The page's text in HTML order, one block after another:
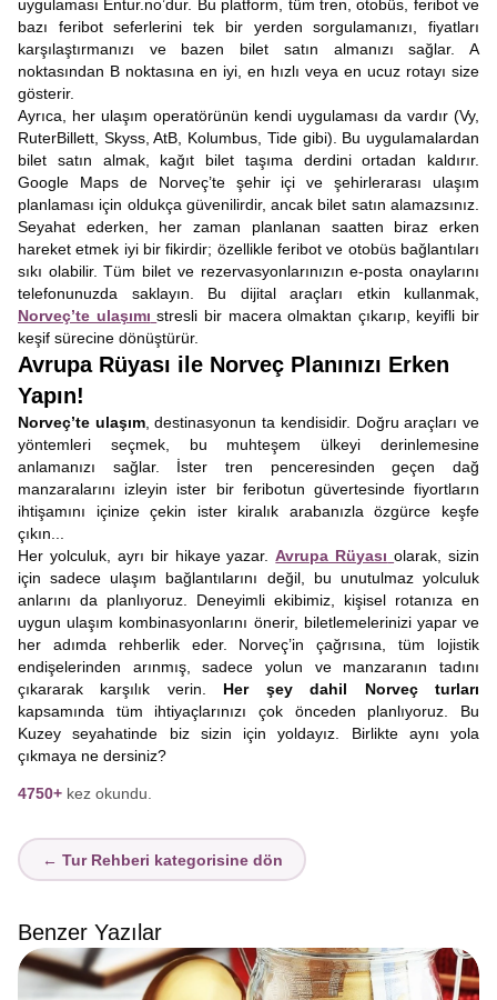
uygulaması Entur.no’dur. Bu platform, tüm tren, otobüs, feribot ve
bazı feribot seferlerini tek bir yerden sorgulamanızı, fiyatları
karşılaştırmanızı ve bazen bilet satın almanızı sağlar. A
noktasından B noktasına en iyi, en hızlı veya en ucuz rotayı size
gösterir.
Ayrıca, her ulaşım operatörünün kendi uygulaması da vardır (Vy,
RuterBillett, Skyss, AtB, Kolumbus, Tide gibi). Bu uygulamalardan
bilet satın almak, kağıt bilet taşıma derdini ortadan kaldırır.
Google Maps de Norveç’te şehir içi ve şehirlerarası ulaşım
planlaması için oldukça güvenilirdir, ancak bilet satın alamazsınız.
Seyahat ederken, her zaman planlanan saatten biraz erken
hareket etmek iyi bir fikirdir; özellikle feribot ve otobüs bağlantıları
sıkı olabilir. Tüm bilet ve rezervasyonlarınızın e-posta onaylarını
telefonunuzda saklayın. Bu dijital araçları etkin kullanmak,
Norveç’te ulaşımı stresli bir macera olmaktan çıkarıp, keyifli bir
keşif sürecine dönüştürür.
Avrupa Rüyası ile Norveç Planınızı Erken
Yapın!
Norveç’te ulaşım, destinasyonun ta kendisidir. Doğru araçları ve
yöntemleri seçmek, bu muhteşem ülkeyi derinlemesine
anlamanızı sağlar. İster tren penceresinden geçen dağ
manzaralarını izleyin ister bir feribotun güvertesinde fiyortların
ihtişamını içinize çekin ister kiralık arabanızla özgürce keşfe
çıkın...
Her yolculuk, ayrı bir hikaye yazar.Avrupa Rüyası olarak, sizin
için sadece ulaşım bağlantılarını değil, bu unutulmaz yolculuk
anlarını da planlıyoruz. Deneyimli ekibimiz, kişisel rotanıza en
uygun ulaşım kombinasyonlarını önerir, biletlemelerinizi yapar ve
her adımda rehberlik eder. Norveç’in çağrısına, tüm lojistik
endişelerinden arınmış, sadece yolun ve manzaranın tadını
çıkararak karşılık verin. Her şey dahil Norveç turları
kapsamında tüm ihtiyaçlarınızı çok önceden planlıyoruz. Bu
Kuzey seyahatinde biz sizin için yoldayız. Birlikte aynı yola
çıkmaya ne dersiniz?
4750+ kez okundu.
← Tur Rehberi kategorisine dön
Benzer Yazılar